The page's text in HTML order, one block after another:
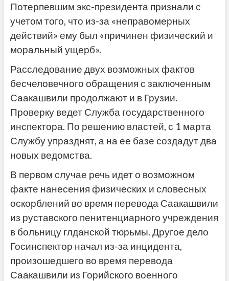
Потерпевшим экс-президента признали с
учетом того, что из-за «неправомерных
действий» ему был «причинен физический и
моральный ущерб».
Расследование двух возможных фактов
бесчеловечного обращения с заключенным
Саакашвили продолжают и в Грузии.
Проверку ведет Служба государственного
инспектора. По решению властей, с 1 марта
Службу упразднят, а на ее базе создадут два
новых ведомства.
В первом случае речь идет о возможном
факте нанесения физических и словесных
оскорблений во время перевода Саакашвили
из руставского пенитенциарного учреждения
в больницу глданской тюрьмы. Другое дело
Госинспектор начал из-за инцидента,
произошедшего во время перевода
Саакашвили из Горийского военного